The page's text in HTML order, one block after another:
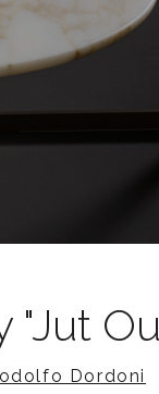
"Jut
Dordoni